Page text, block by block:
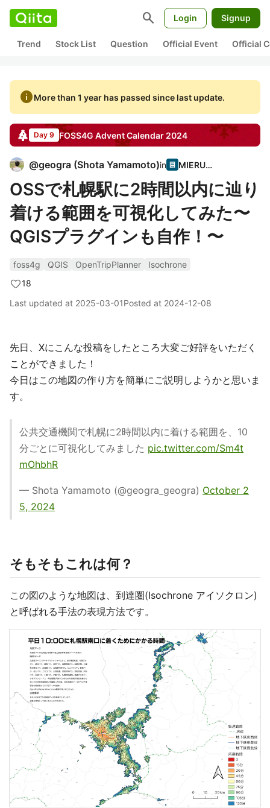
search Login Signup
Trend Stock List Question Official Event Official
infoMore than 1 year has passed since last update.
Day 9 FOSS4G Advent Calendar 2024
@geogra (Shota Yamamoto)in MIERUNE
OSSで札幌駅に2時間以内に辿り
着ける範囲を可視化してみた〜
QGISプラグインも自作！〜
foss4g QGIS OpenTripPlanner
Isochrone
18
Last updated at 2025-03-01Posted at 2024-12-08
先日、Xにこんな投稿をしたところ大変ご好評をいただく
ことができました！
今日はこの地図の作り方を簡単にご説明しようかと思いま
す。
公共交通機関で札幌に2時間以内に着ける範囲を、10
分ごとに可視化してみました pic.twitter.com/Sm4t
mOhbhR
— Shota Yamamoto (@geogra_geogra) October 2
5, 2024
そもそもこれは何？
この図のような地図は、到達圏(Isochrone アイソクロン)
と呼ばれる手法の表現方法です。